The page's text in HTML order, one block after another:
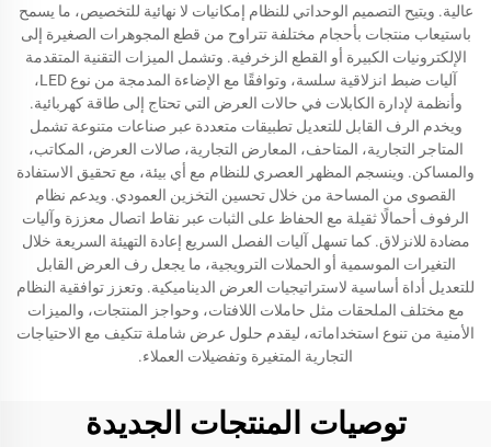
عالية. ويتيح التصميم الوحداتي للنظام إمكانيات لا نهائية للتخصيص، ما يسمح
باستيعاب منتجات بأحجام مختلفة تتراوح من قطع المجوهرات الصغيرة إلى
الإلكترونيات الكبيرة أو القطع الزخرفية. وتشمل الميزات التقنية المتقدمة
آليات ضبط انزلاقية سلسة، وتوافقًا مع الإضاءة المدمجة من نوع LED،
وأنظمة لإدارة الكابلات في حالات العرض التي تحتاج إلى طاقة كهربائية.
ويخدم الرف القابل للتعديل تطبيقات متعددة عبر صناعات متنوعة تشمل
المتاجر التجارية، المتاحف، المعارض التجارية، صالات العرض، المكاتب،
والمساكن. وينسجم المظهر العصري للنظام مع أي بيئة، مع تحقيق الاستفادة
القصوى من المساحة من خلال تحسين التخزين العمودي. ويدعم نظام
الرفوف أحمالًا ثقيلة مع الحفاظ على الثبات عبر نقاط اتصال معززة وآليات
مضادة للانزلاق. كما تسهل آليات الفصل السريع إعادة التهيئة السريعة خلال
التغيرات الموسمية أو الحملات الترويجية، ما يجعل رف العرض القابل
للتعديل أداة أساسية لاستراتيجيات العرض الديناميكية. وتعزز توافقية النظام
مع مختلف الملحقات مثل حاملات اللافتات، وحواجز المنتجات، والميزات
الأمنية من تنوع استخداماته، ليقدم حلول عرض شاملة تتكيف مع الاحتياجات
التجارية المتغيرة وتفضيلات العملاء.
توصيات المنتجات الجديدة